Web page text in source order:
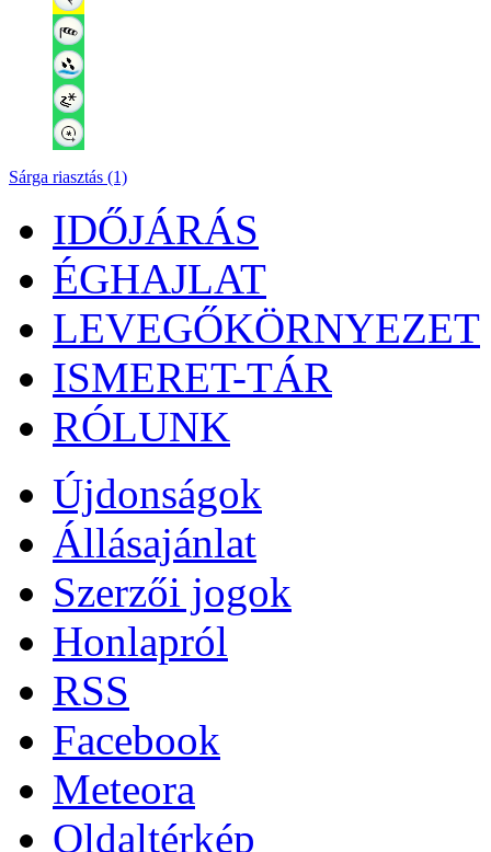
Sárga riasztás (1)
IDŐJÁRÁS
ÉGHAJLAT
LEVEGŐKÖRNYEZET
ISMERET-TÁR
RÓLUNK
Újdonságok
Állásajánlat
Szerzői jogok
Honlapról
RSS
Facebook
Meteora
Oldaltérkép